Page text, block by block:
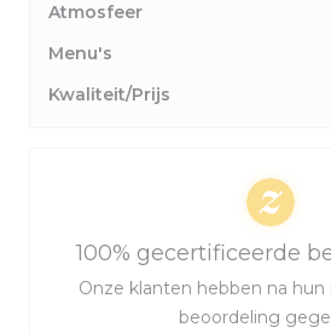
Atmosfeer
Menu's
Kwaliteit/Prijs
100% gecertificeerde
Onze klanten hebben na hun
beoordeling